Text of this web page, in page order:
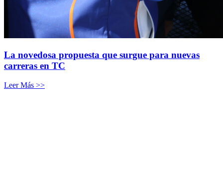
La novedosa propuesta que surgue para nuevas
carreras en TC
Leer Más >>